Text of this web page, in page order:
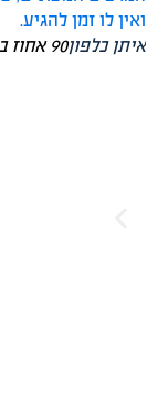
ואין לו זמן להגיע.
איתן כלפון90 אחוז בהנדסה ובניה